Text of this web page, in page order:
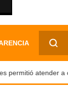
✕
atender a